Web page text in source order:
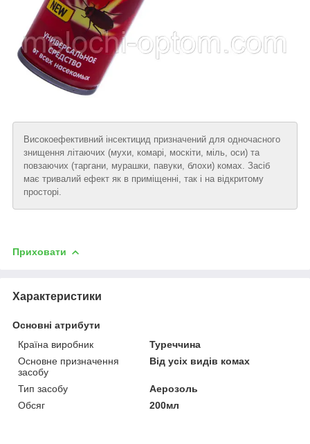
Високоефективний інсектицид призначений для одночасного
знищення літаючих (мухи, комарі, москіти, міль, оси) та
повзаючих (таргани, мурашки, павуки, блохи) комах. Засіб
має тривалий ефект як в приміщенні, так і на відкритому
просторі.
Приховати
Характеристики
Основні атрибути
Країна виробник
Туреччина
Основне призначення
засобу
Від усіх видів комах
Тип засобу
Аерозоль
Обсяг
200мл